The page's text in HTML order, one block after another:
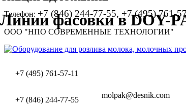
Телефон: +7 (846) 244-77-55, +7 (495) 761-
ООО "НПО СОВРЕМЕННЫЕ ТЕХНОЛОГИИ"
+7 (495) 761-57-11
+7 (846) 244-77-55
molpak@desnik.com
Линии фасовки в DOY-